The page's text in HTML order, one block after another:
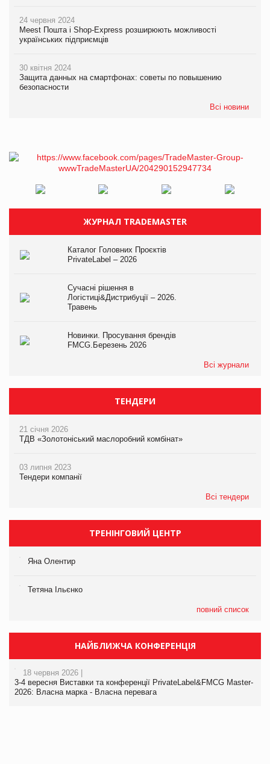
24 червня 2024
Meest Пошта і Shop-Express розширюють можливості
українських підприємців
30 квітня 2024
Защита данных на смартфонах: советы по повышению
безопасности
Всі новини
ЖУРНАЛ TRADEMASTER
Каталог Головних Проєктів
PrivateLabel – 2026
Сучасні рішення в
Логістиці&Дистрибуції – 2026.
Травень
Новинки. Просування брендів
FMCG.Березень 2026
Всі журнали
ТЕНДЕРИ
21 січня 2026
ТДВ «Золотоніський маслоробний комбінат»
03 липня 2023
Тендери компанії
Всі тендери
ТРЕНІНГОВИЙ ЦЕНТР
Яна Олентир
Тетяна Ільєнко
повний список
НАЙБЛИЖЧА КОНФЕРЕНЦІЯ
18 червня 2026 |
3-4 вересня Виставки та конференції PrivateLabel&FMCG Master-
2026: Власна марка - Власна перевага